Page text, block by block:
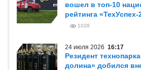
вошел в топ-10
рейтинга «ТехУспех-
1028
24 июля 2026 16:17
Резидент
долина» добился